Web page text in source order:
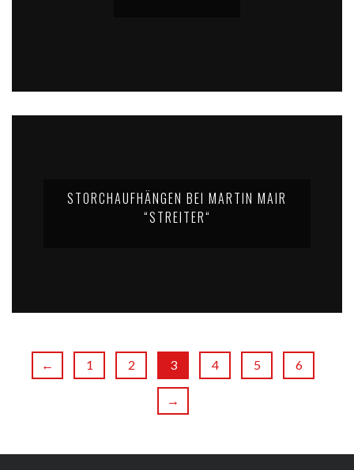
STORCHAUFHÄNGEN BEI MARTIN MAIR
“STREITER“
← 1 2 3 4 5 6
→